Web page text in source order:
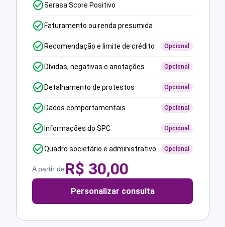
Serasa Score Positivo
Faturamento ou renda presumida
Recomendação e limite de crédito Opcional
Dívidas, negativas e anotações Opcional
Detalhamento de protestos Opcional
Dados comportamentais Opcional
Informações do SPC Opcional
Quadro societário e administrativo Opcional
A partir deR$ 30,00
Personalizar consulta